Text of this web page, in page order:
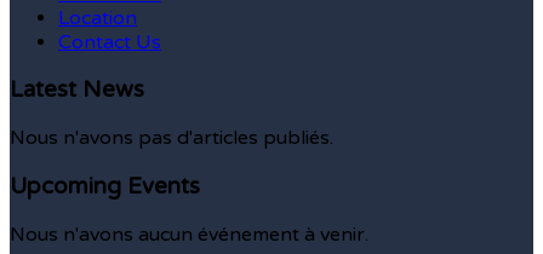
Location
Contact Us
Latest News
Nous n'avons pas d'articles publiés.
Upcoming Events
Nous n'avons aucun événement à venir.